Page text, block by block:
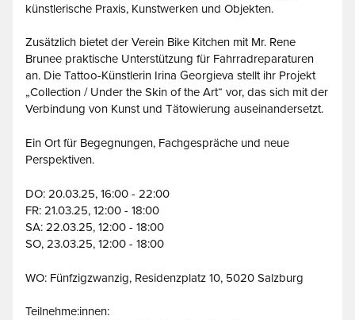
künstlerische Praxis, Kunstwerken und Objekten.
Zusätzlich bietet der Verein Bike Kitchen mit Mr. Rene
Brunee praktische Unterstützung für Fahrradreparaturen
an. Die Tattoo-Künstlerin Irina Georgieva stellt ihr Projekt
„Collection / Under the Skin of the Art“ vor, das sich mit der
Verbindung von Kunst und Tätowierung auseinandersetzt.
Ein Ort für Begegnungen, Fachgespräche und neue
Perspektiven.
DO: 20.03.25, 16:00 - 22:00
FR: 21.03.25, 12:00 - 18:00
SA: 22.03.25, 12:00 - 18:00
SO, 23.03.25, 12:00 - 18:00
WO: Fünfzigzwanzig, Residenzplatz 10, 5020 Salzburg
Teilnehme:innen: